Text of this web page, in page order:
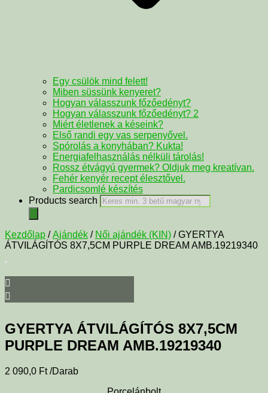
Egy csülök mind felett!
Miben süssünk kenyeret?
Hogyan válasszunk főzőedényt?
Hogyan válasszunk főzőedényt? 2
Miért életlenek a késeink?
Első randi egy vas serpenyővel.
Spórolás a konyhában? Kukta!
Energiafelhasználás nélküli tárolás!
Rossz étvágyú gyermek? Oldjuk meg kreatívan.
Fehér kenyér recept élesztővel.
Pardicsomlé készítés
Products search
Kezdőlap /Ajándék / Női ajándék (KIN) / GYERTYA
ÁTVILÁGÍTÓS 8X7,5CM PURPLE DREAM AMB.19219340
GYERTYA ÁTVILÁGÍTÓS 8X7,5CM
PURPLE DREAM AMB.19219340
2 090,0 Ft /Darab